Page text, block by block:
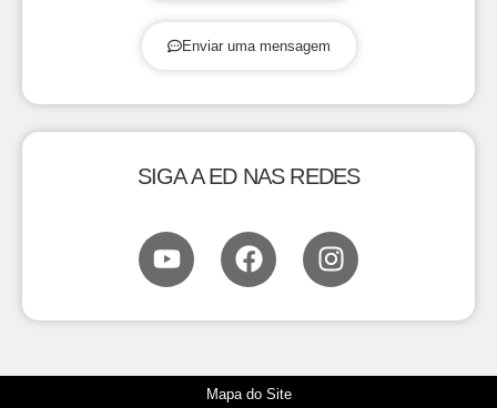
Enviar uma mensagem
SIGA A ED NAS REDES
Mapa do Site